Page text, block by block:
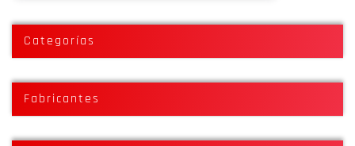
Categorías
Fabricantes